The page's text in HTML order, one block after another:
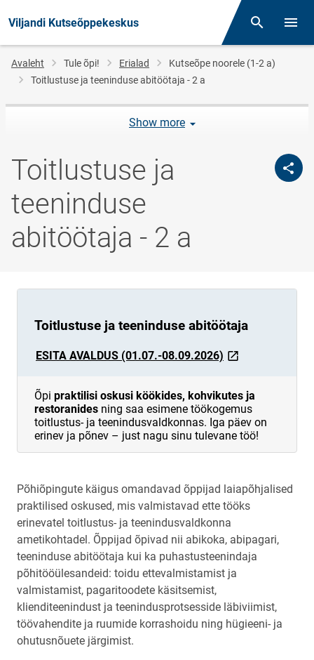
Viljandi Kutseõppekeskus Otsing
Jälglink
Avaleht Tule õpi! Erialad
Kutseõpe noorele (1-2 a)
Toitlustuse ja teeninduse abitöötaja - 2 a
Toitlustuse ja
teeninduse
abitöötaja - 2 a
Show more
Toitlustuse ja teeninduse abitöötaja
ESITA AVALDUS (01.07.-08.09.2026) link opens on
Õpi praktilisi oskusi köökides, kohvikutes ja
restoranides ning saa esimene töökogemus
toitlustus- ja teenindusvaldkonnas. Iga päev on
erinev ja põnev – just nagu sinu tulevane töö!
Põhiõpingute käigus omandavad õppijad laiapõhjalised
praktilised oskused, mis valmistavad ette tööks
erinevatel toitlustus- ja teenindusvaldkonna
ametikohtadel. Õppijad õpivad nii abikoka, abipagari,
teeninduse abitöötaja kui ka puhastusteenindaja
põhitööülesandeid: toidu ettevalmistamist ja
valmistamist, pagaritoodete käsitsemist,
klienditeenindust ja teenindusprotsesside läbiviimist,
töövahendite ja ruumide korrashoidu ning hügieeni- ja
ohutusnõuete järgimist.